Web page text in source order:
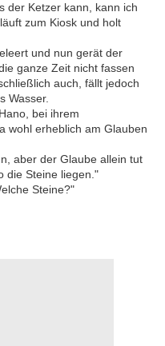
der Ketzer kann, kann ich
zum Kiosk und holt
und nun gerät der
ganze Zeit nicht fassen
auch, fällt jedoch
Wasser.
bei ihrem
wohl erheblich am Glauben
aber der Glaube allein tut
die Steine liegen."
Steine?"